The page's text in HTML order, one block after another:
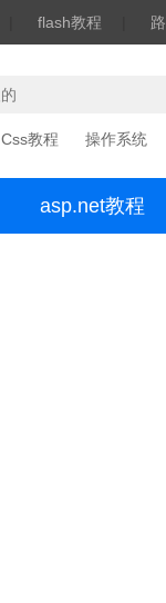
flash教程
Css教程 操作系统
asp.net教程